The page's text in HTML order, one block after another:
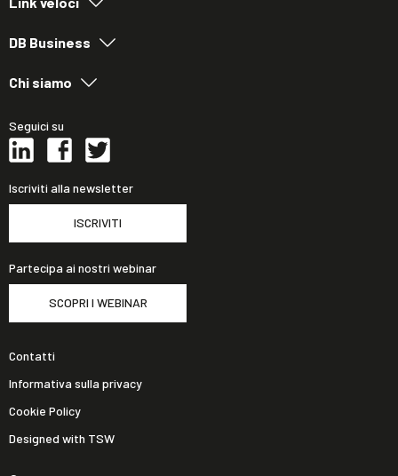
DB Business
Chi siamo
Seguici su
Iscriviti alla newsletter
ISCRIVITI
Partecipa ai nostri webinar
SCOPRI I WEBINAR
Contatti
Informativa sulla privacy
Cookie Policy
Designed with TSW